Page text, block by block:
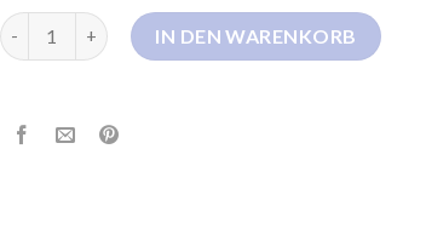
daunenjacke damen orange Menge
IN DEN WARENKORB